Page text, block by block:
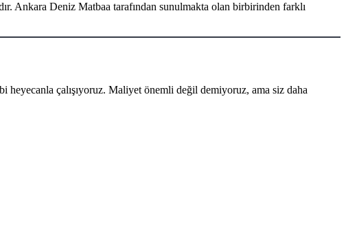
Ankara Deniz Matbaa tarafından sunulmakta olan birbirinden farklı
heyecanla çalışıyoruz. Maliyet önemli değil demiyoruz, ama siz daha